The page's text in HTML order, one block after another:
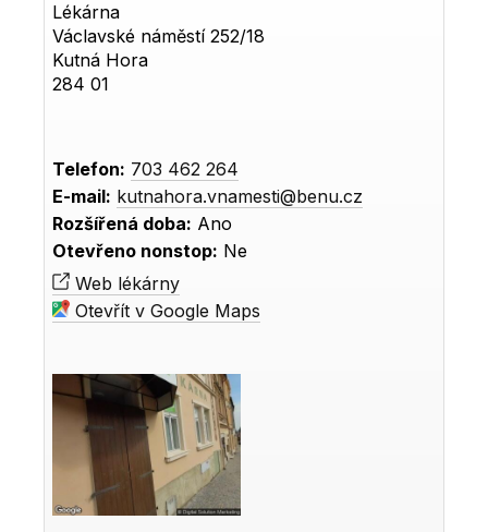
Lékárna
Václavské náměstí 252/18
Kutná Hora
284 01
Telefon: 703 462 264
E-mail: kutnahora.vnamesti@benu.cz
Rozšířená doba: Ano
Otevřeno nonstop: Ne
Web lékárny
Otevřít v Google Maps